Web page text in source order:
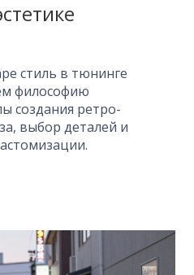
стиль в тюнинге
философию
создания ретро-
выбор деталей и